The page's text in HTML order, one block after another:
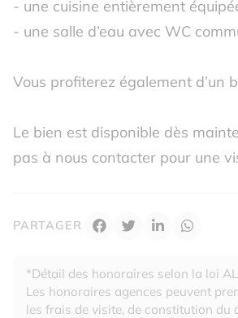
- une cuisine entièrement
- une salle d’eau avec WC
Vous profiterez également d’un
Le bien est disponible dès
pas à nous contacter pour une
PARTAGER
*Détail des honoraires selon la loi
Les honoraires agences peuvent
les frais de visite, de constitution du